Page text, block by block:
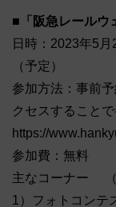
■「阪急レールウ
日時：2023年5
（予定）
参加方法：事前
クセスすること
https://
参加費：無料
主なコーナー （
1）フォトコンテ